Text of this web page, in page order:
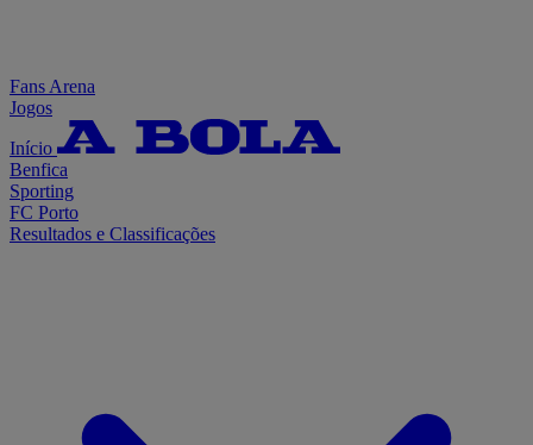
Fans Arena
Jogos
Início
Benfica
Sporting
FC Porto
Resultados e Classificações